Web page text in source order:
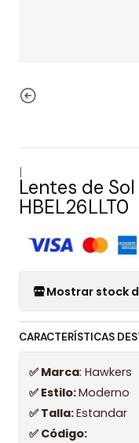
|
Lentes de
HBEL26LLT0
Mostrar stock
CARACTERÍSTICAS
✅ Marca: Hawkers
✅ Estilo:Moderno
✅ Talla:Estandar
✅ Código: